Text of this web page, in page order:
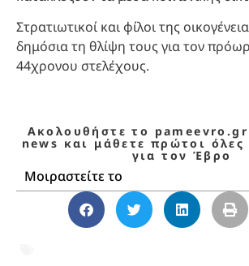
Στρατιωτικοί και φίλοι της
δημόσια τη θλίψη τους για τον
44χρονου στελέχους.
Ακολουθήστε το
news και μάθετε πρώτοι όλες
για τον Έβρο
Μοιραστείτε το